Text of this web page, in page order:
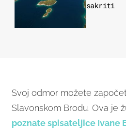
sakriti
Svoj odmor možete
Slavonskom Brodu. Ova je
poznate spisateljice Ivane